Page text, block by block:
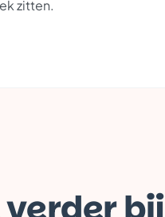
zitten.